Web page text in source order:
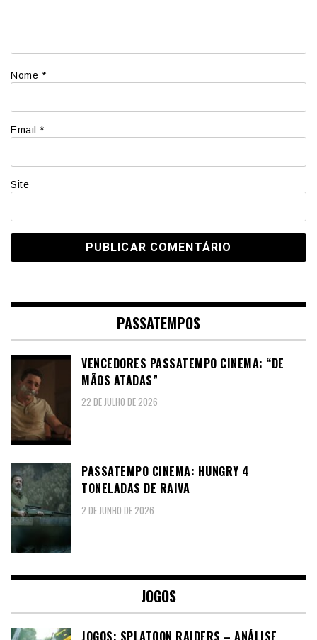
Nome *
Email *
Site
PASSATEMPOS
VENCEDORES PASSATEMPO CINEMA: “DE
MÃOS ATADAS”
22 DE JULHO DE 2026
PASSATEMPO CINEMA: HUNGRY 4
TONELADAS DE RAIVA
2 DE JUNHO DE 2026
JOGOS
JOGOS: SPLATOON RAIDERS – ANÁLISE